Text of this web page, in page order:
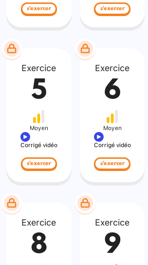
s'exercer s'exercer
Exercice
5
Moyen
Corrigé vidéo
s'exercer
Exercice
6
Moyen
Corrigé vidéo
s'exercer
Exercice
8
Exercice
9